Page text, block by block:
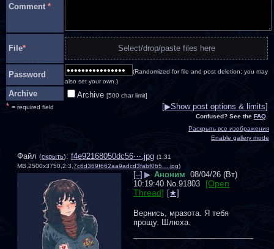
Comment *
File* Select/drop/paste files here
Password
(Randomized for file and post deletion; you may
also set your own.)
Archive Archive [500 char limit]
* = required field [▶Show post options & limits]
Confused? See the FAQ.
Раскрыть все изображения
Enable gallery mode
Файл (скрыть): f4e92168050dc56⋯.jpg (1.31
MB,2500x3750,2:3, 7c6d369f662aa9adcd3fabf065….jpg)
[–] ▶ Аноним 08/04/26 (Вт)
10:19:40 No. 91803
[Open
Thread]
Вернись, мразота. Я тебя
прощу. Шлюха.